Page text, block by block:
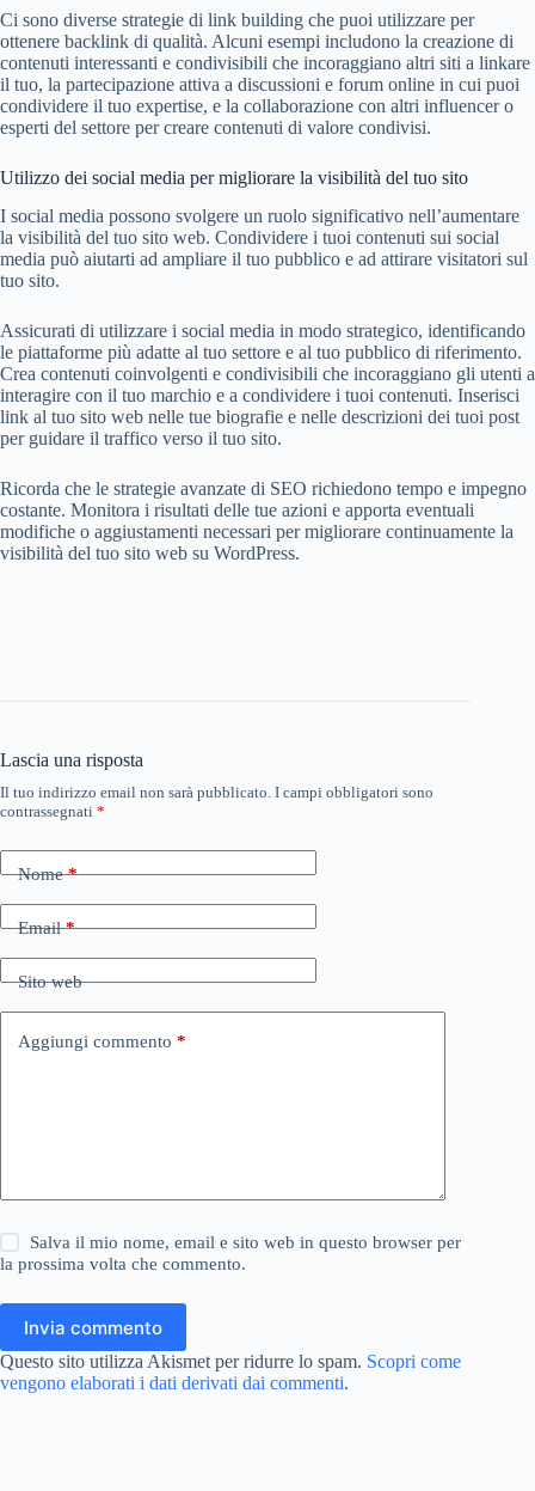
Ci sono diverse strategie di link building che puoi utilizzare per
ottenere backlink di qualità. Alcuni esempi includono la creazione di
contenuti interessanti e condivisibili che incoraggiano altri siti a linkare
il tuo, la partecipazione attiva a discussioni e forum online in cui puoi
condividere il tuo expertise, e la collaborazione con altri influencer o
esperti del settore per creare contenuti di valore condivisi.
Utilizzo dei social media per migliorare la visibilità del tuo sito
I social media possono svolgere un ruolo significativo nell’aumentare
la visibilità del tuo sito web. Condividere i tuoi contenuti sui social
media può aiutarti ad ampliare il tuo pubblico e ad attirare visitatori sul
tuo sito.
Assicurati di utilizzare i social media in modo strategico, identificando
le piattaforme più adatte al tuo settore e al tuo pubblico di riferimento.
Crea contenuti coinvolgenti e condivisibili che incoraggiano gli utenti a
interagire con il tuo marchio e a condividere i tuoi contenuti. Inserisci
link al tuo sito web nelle tue biografie e nelle descrizioni dei tuoi post
per guidare il traffico verso il tuo sito.
Ricorda che le strategie avanzate di SEO richiedono tempo e impegno
costante. Monitora i risultati delle tue azioni e apporta eventuali
modifiche o aggiustamenti necessari per migliorare continuamente la
visibilità del tuo sito web su WordPress.
Lascia una risposta
Il tuo indirizzo email non sarà pubblicato. I campi obbligatori sono
contrassegnati *
Nome*
Email*
Sito web
Aggiungi commento *
Salva il mio nome, email e sito web in questo browser per
la prossima volta che commento.
Invia commento
Questo sito utilizza Akismet per ridurre lo spam. Scopri come
vengono elaborati i dati derivati dai commenti.